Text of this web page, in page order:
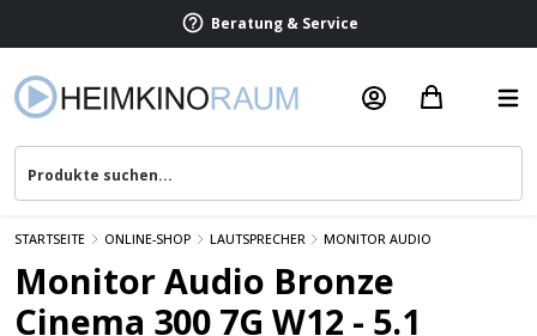
Beratung & Service
STARTSEITE ONLINE-SHOP LAUTSPRECHER MONITOR AUDIO
Monitor Audio Bronze
Cinema 300 7G W12 - 5.1